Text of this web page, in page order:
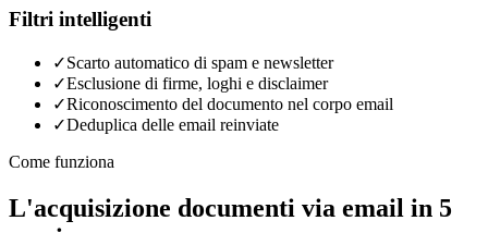
Filtri intelligenti
✓Scarto automatico di spam e newsletter
✓Esclusione di firme, loghi e disclaimer
✓Riconoscimento del documento nel corpo email
✓Deduplica delle email reinviate
Come funziona
L'acquisizione documenti via email in 5